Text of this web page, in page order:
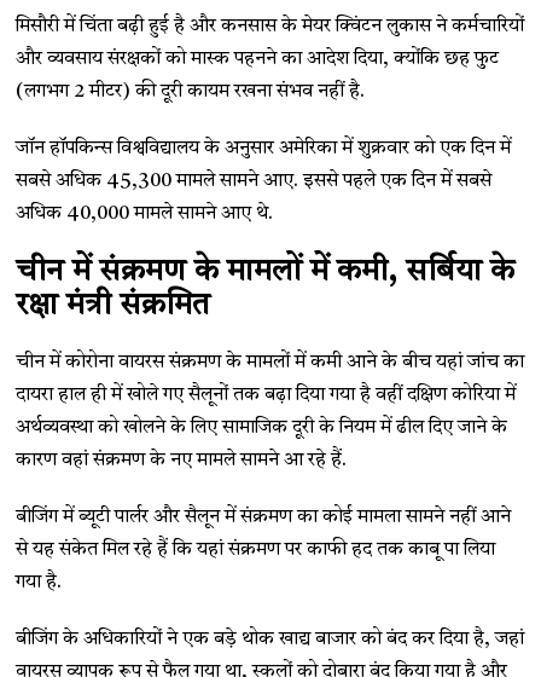
मिसौरी में चिंता बढ़ी हुई है और कनसास के मेयर क्विंटन लुकास ने कर्मचारियों
और व्यवसाय संरक्षकों को मास्क पहनने का आदेश दिया, क्योंकि छह फुट
(लगभग 2 मीटर) की दूरी कायम रखना संभव नहीं है.
जॉन हॉपकिन्स विश्वविद्यालय के अनुसार अमेरिका में शुक्रवार को एक दिन में
सबसे अधिक 45,300 मामले सामने आए. इससे पहले एक दिन में सबसे
अधिक 40,000 मामले सामने आए थे.
चीन में संक्रमण के मामलों में कमी, सर्बिया के
रक्षा मंत्री संक्रमित
चीन में कोरोना वायरस संक्रमण के मामलों में कमी आने के बीच यहां जांच का
दायरा हाल ही में खोले गए सैलूनों तक बढ़ा दिया गया है वहीं दक्षिण कोरिया में
अर्थव्यवस्था को खोलने के लिए सामाजिक दूरी के नियम में ढील दिए जाने के
कारण वहां संक्रमण के नए मामले सामने आ रहे हैं.
बीजिंग में ब्यूटी पार्लर और सैलून में संक्रमण का कोई मामला सामने नहीं आने
से यह संकेत मिल रहे हैं कि यहां संक्रमण पर काफी हद तक काबू पा लिया
गया है.
बीजिंग के अधिकारियों ने एक बड़े थोक खाद्य बाजार को बंद कर दिया है, जहां
वायरस व्यापक रूप से फैल गया था, स्कूलों को दोबारा बंद किया गया है और